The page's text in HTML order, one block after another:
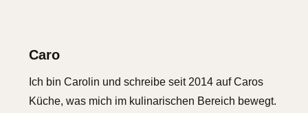
Caro
Ich bin Carolin und schreibe seit 2014 auf Caros
Küche, was mich im kulinarischen Bereich bewegt.